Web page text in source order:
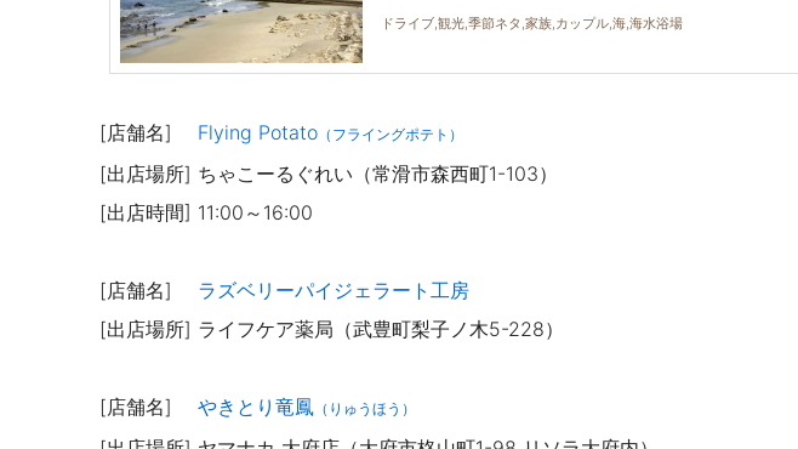
ドライブ,観光,季節ネタ,家族,カップル,海,海水浴場
[店舗名] Flying Potato （フライングポテト）
[出店場所] ちゃこーるぐれい（常滑市森西町1-103）
[出店時間] 11:00～16:00
[店舗名] ラズベリーパイジェラート工房
[出店場所] ライフケア薬局（武豊町梨子ノ木5-228）
[店舗名] やきとり竜鳳 （りゅうほう）